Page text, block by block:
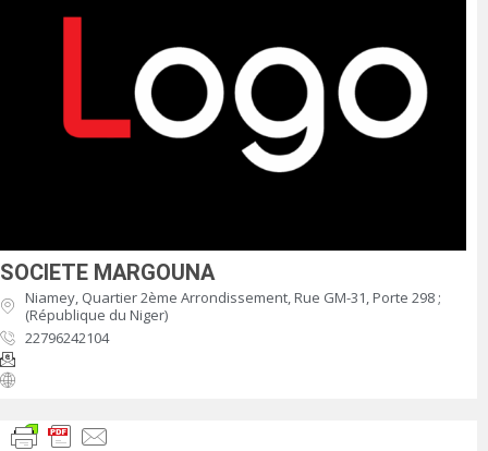
SOCIETE MARGOUNA
Niamey, Quartier 2ème Arrondissement, Rue GM-31, Porte 298 ;
(République du Niger)
22796242104